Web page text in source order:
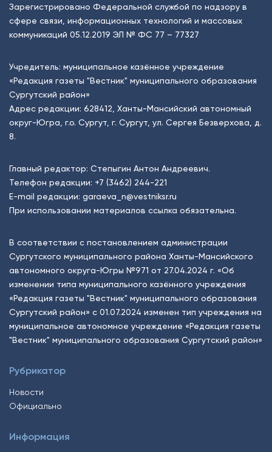
Зарегистрировано Федеральной службой по надзору в
сфере связи, информационных технологий и массовых
коммуникаций 05.12.2019 ЭЛ № ФС 77 – 77327
Учредитель: муниципальное казённое учреждение
«Редакция газеты "Вестник" муниципального образования
Сургутский район»
Адрес редакции: 628412, Ханты-Мансийский автономный
округ-Югра, г.о. Сургут, г. Сургут, ул. Сергея Безверхова, д.
8.
Главный редактор: Степыгин Антон Андреевич.
Телефон редакции: +7 (3462) 244-221
E-mail редакции: garaeva_n@vestniksr.ru
При использовании материалов ссылка обязательна.
В соответствии с постановлением администрации
Сургутского муниципального района Ханты-Мансийского
автономного округа-Югры №971 от 27.04.2024 г. «Об
изменении типа муниципального казённого учреждения
«Редакция газеты "Вестник" муниципального образования
Сургутский район» с 01.07.2024 изменен тип учреждения на
муниципальное автономное учреждение «Редакция газеты
"Вестник" муниципального образования Сургутский район»
Рубрикатор
Новости
Официально
Информация